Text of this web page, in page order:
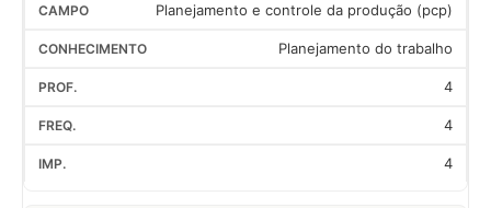
Planejamento e controle da produção (pcp)
Planejamento do trabalho
4
4
4